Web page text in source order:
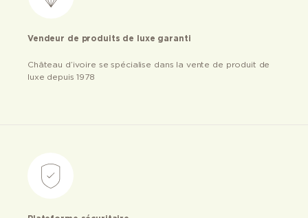
Vendeur de produits de luxe garanti
Château d’ivoire se spécialise dans la vente de produit de
luxe depuis 1978